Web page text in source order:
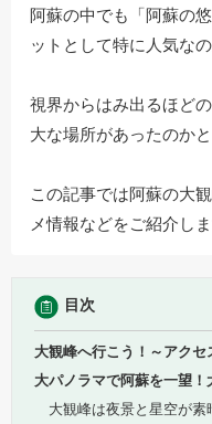
阿蘇の中でも「阿蘇の
ットとして特に人気な
視界からはみ出るほど
大な場所があったのか
この記事では阿蘇の大
メ情報などをご紹介しま
目次
大観峰へ行こう！～アクセ
大パノラマで阿蘇を一望！
大観峰は夜景と星空が素